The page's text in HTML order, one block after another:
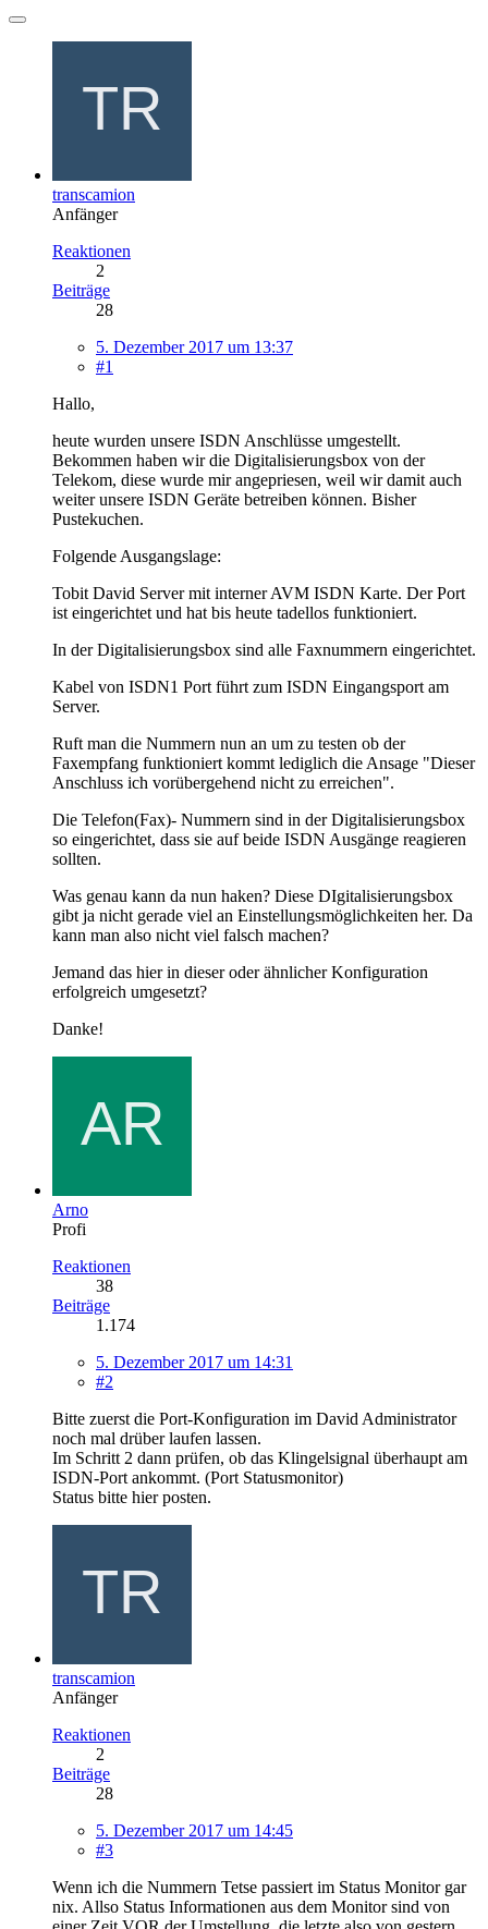
transcamion
Anfänger
Reaktionen
2
Beiträge
28
5. Dezember 2017 um 13:37
#1
Hallo,
heute wurden unsere ISDN Anschlüsse umgestellt.
Bekommen haben wir die Digitalisierungsbox von der
Telekom, diese wurde mir angepriesen, weil wir damit auch
weiter unsere ISDN Geräte betreiben können. Bisher
Pustekuchen.
Folgende Ausgangslage:
Tobit David Server mit interner AVM ISDN Karte. Der Port
ist eingerichtet und hat bis heute tadellos funktioniert.
In der Digitalisierungsbox sind alle Faxnummern eingerichtet.
Kabel von ISDN1 Port führt zum ISDN Eingangsport am
Server.
Ruft man die Nummern nun an um zu testen ob der
Faxempfang funktioniert kommt lediglich die Ansage "Dieser
Anschluss ich vorübergehend nicht zu erreichen".
Die Telefon(Fax)- Nummern sind in der Digitalisierungsbox
so eingerichtet, dass sie auf beide ISDN Ausgänge reagieren
sollten.
Was genau kann da nun haken? Diese DIgitalisierungsbox
gibt ja nicht gerade viel an Einstellungsmöglichkeiten her. Da
kann man also nicht viel falsch machen?
Jemand das hier in dieser oder ähnlicher Konfiguration
erfolgreich umgesetzt?
Danke!
Arno
Profi
Reaktionen
38
Beiträge
1.174
5. Dezember 2017 um 14:31
#2
Bitte zuerst die Port-Konfiguration im David Administrator
noch mal drüber laufen lassen.
Im Schritt 2 dann prüfen, ob das Klingelsignal überhaupt am
ISDN-Port ankommt. (Port Statusmonitor)
Status bitte hier posten.
transcamion
Anfänger
Reaktionen
2
Beiträge
28
5. Dezember 2017 um 14:45
#3
Wenn ich die Nummern Tetse passiert im Status Monitor gar
nix. Allso Status Informationen aus dem Monitor sind von